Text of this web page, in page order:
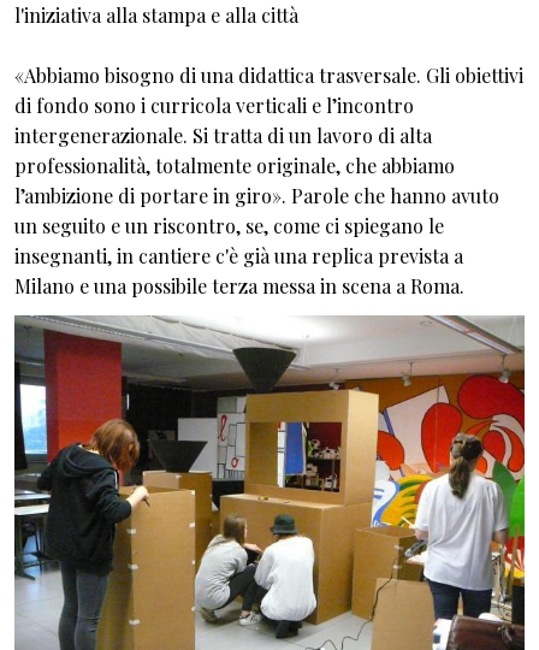
l'iniziativa alla stampa e alla città
«Abbiamo bisogno di una didattica trasversale. Gli obiettivi
di fondo sono i curricola verticali e l’incontro
intergenerazionale. Si tratta di un lavoro di alta
professionalità, totalmente originale, che abbiamo
l’ambizione di portare in giro». Parole che hanno avuto
un seguito e un riscontro, se, come ci spiegano le
insegnanti, in cantiere c'è già una replica prevista a
Milano e una possibile terza messa in scena a Roma.